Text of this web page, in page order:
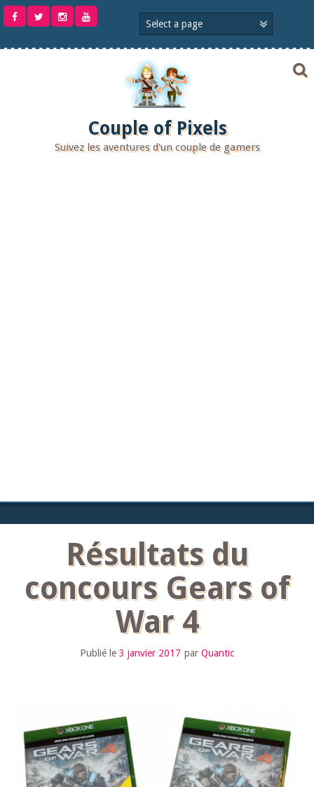
Aller
Couple of Pixels
Suivez les aventures d'un couple de gamers
Résultats du
concours Gears of
War 4
Publié le 3 janvier 2017 par Quantic